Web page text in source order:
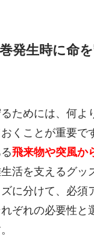
巻発生時に命
ためには、何よ
くことが重要で
飛来物や突風か
活を支えるグッ
に分けて、必須
ぞれの必要性と